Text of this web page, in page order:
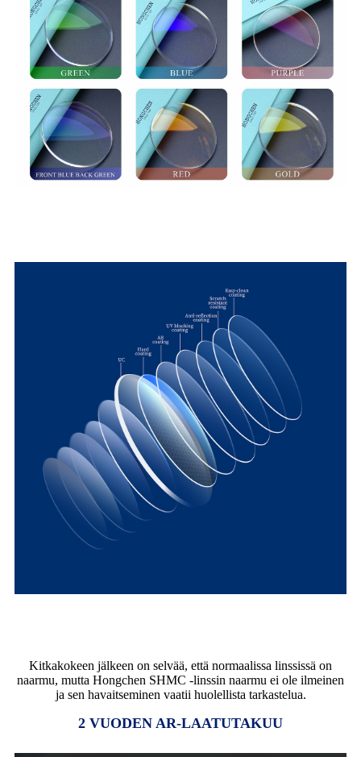
Kitkakokeen jälkeen on selvää, että normaalissa linssissä on
naarmu, mutta Hongchen SHMC -linssin naarmu ei ole ilmeinen
ja sen havaitseminen vaatii huolellista tarkastelua.
2 VUODEN AR-LAATUTAKUU